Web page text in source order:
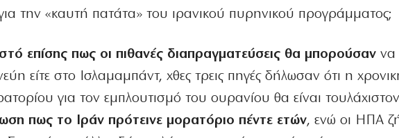
την «καυτή πατάτα» του ιρανικού πυρηνικού προγράμματος;
επίσης πως οι πιθανές διαπραγματεύσεις θα μπορούσαν να
είτε στο Ισλαμαμπάντ, χθες τρεις πηγές δήλωσαν ότι η
για τον εμπλουτισμό του ουρανίου θα είναι
πως το Ιράν πρότεινε μορατόριο πέντε ετών, ενώ οι ΗΠΑ